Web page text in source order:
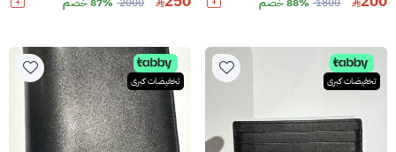
تخفيضات كبرى تخفيضات كبرى